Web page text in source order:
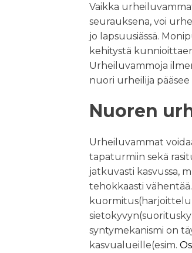
Vaikka
seurauksena, voi
jo lapsuusiässä.
kehitystä
Urheiluvammoja
nuori urheilija
Nuoren
Urheiluvammat
tapaturmiin sekä
jatkuvasti kasvussa,
tehokkaasti
syntymekanismi on
kasvualueille(esim.